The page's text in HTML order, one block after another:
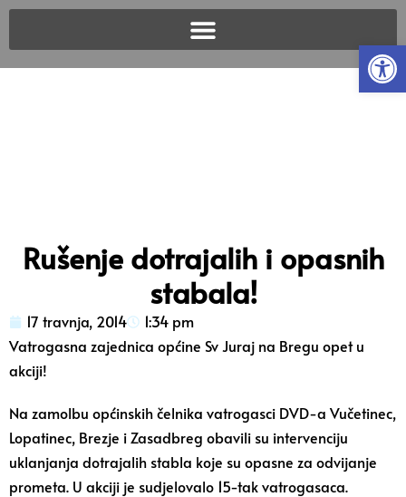
Rušenje dotrajalih i opasnih
stabala!
17 travnja, 2014
1:34 pm
Vatrogasna zajednica općine Sv Juraj na Bregu opet u
akciji!
Na zamolbu općinskih čelnika vatrogasci DVD-a Vučetinec,
Lopatinec, Brezje i Zasadbreg obavili su intervenciju
uklanjanja dotrajalih stabla koje su opasne za odvijanje
prometa. U akciji je sudjelovalo 15-tak vatrogasaca.